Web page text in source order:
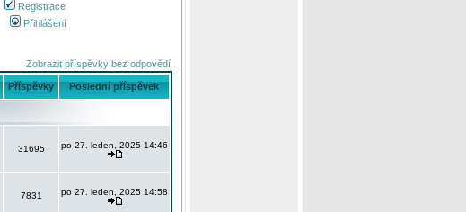
Registrace
Přihlášení
Zobrazit příspěvky bez odpovědí
Příspěvky Poslední příspěvek
31695 po 27. leden, 2025 14:46
7831 po 27. leden, 2025 14:58